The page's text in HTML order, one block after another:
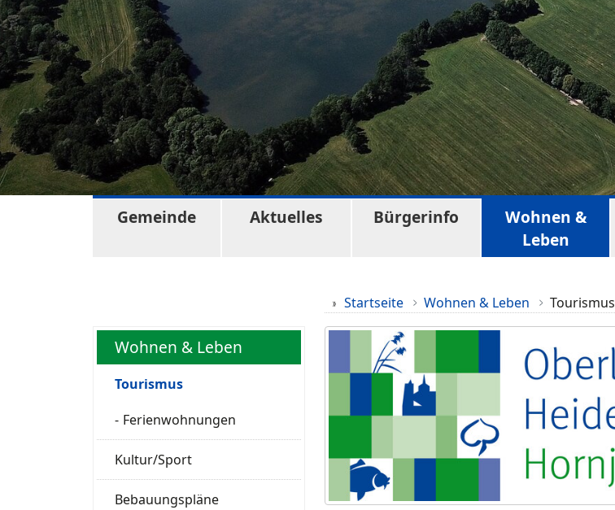
Gemeinde Aktuelles Bürgerinfo
Wohnen &
Leben
Startseite Wohnen & Leben Tourismus
Wohnen & Leben
Tourismus
Ferienwohnungen
Kultur/Sport
Bebauungspläne